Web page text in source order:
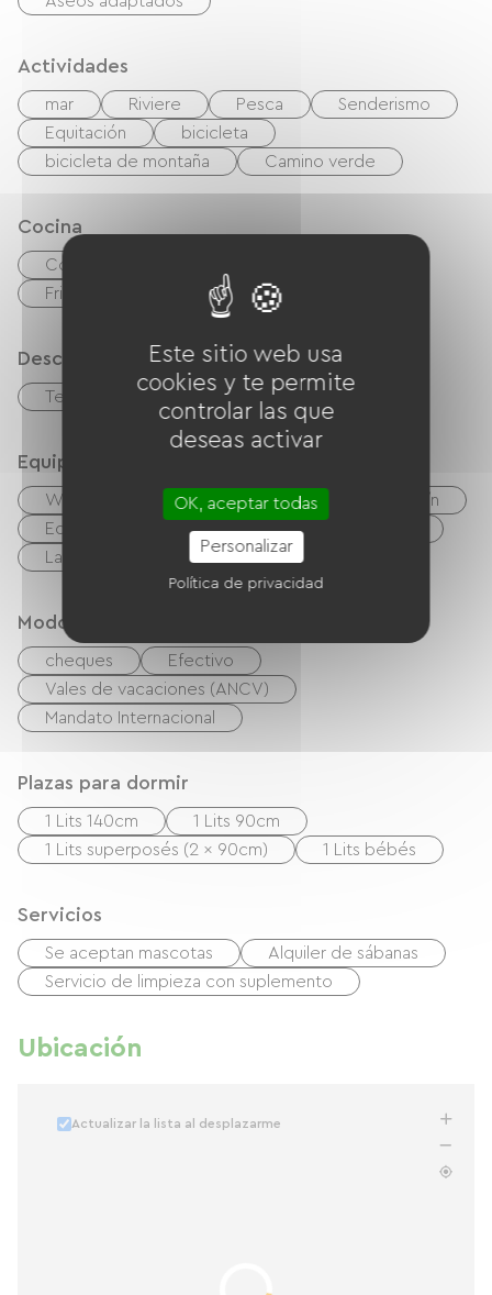
Actividades
mar Riviere Pesca
Senderismo
Equitación
bicicleta
bicicleta de montaña
Camino verde
Cocina
Cocina independiente
Frigorífico
Congélateur
Descripción
Terraza
Equipos
Wifi gratuito Barbacoa
Salón de jardín
Equipo para bebés
Equipo de planchado
Lave linge
Modos de paiement
cheques
Efectivo
Vales de vacaciones (ANCV)
Mandato Internacional
Plazas para dormir
1 Lits 140cm
1 Lits 90cm
1 Lits superposés (2 x 90cm)
1 Lits bébés
Servicios
Se aceptan mascotas
Alquiler de sábanas
Servicio de limpieza con suplemento
Ubicación
Actualizar la lista al desplazarme
Este sitio web usa
cookies y te permite
controlar las que
deseas activar
OK, aceptar todas
Personalizar
Política de privacidad